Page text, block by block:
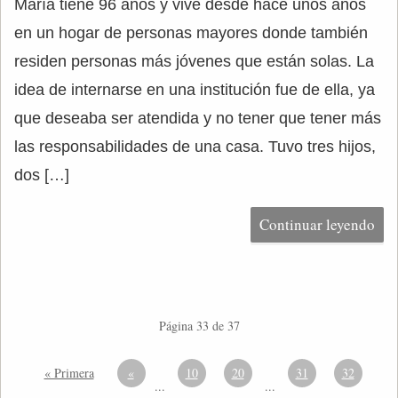
María tiene 96 años y vive desde hace unos años
en un hogar de personas mayores donde también
residen personas más jóvenes que están solas. La
idea de internarse en una institución fue de ella, ya
que deseaba ser atendida y no tener que tener más
las responsabilidades de una casa. Tuvo tres hijos,
dos […]
Continuar leyendo
Página 33 de 37
« Primera «
...
10 20
...
31 32